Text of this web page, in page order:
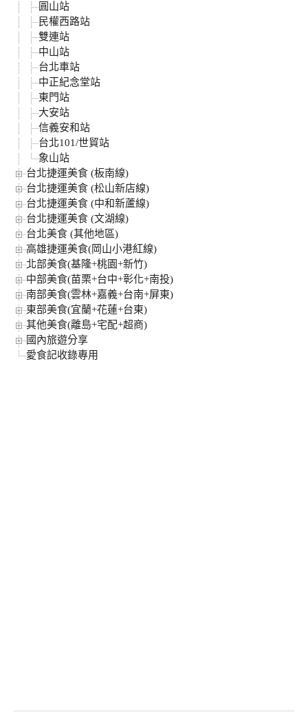
圓山站
民權西路站
雙連站
中山站
台北車站
中正紀念堂站
東門站
大安站
信義安和站
台北101/世貿站
象山站
台北捷運美食 (板南線)
台北捷運美食 (松山新店線)
台北捷運美食 (中和新蘆線)
台北捷運美食 (文湖線)
台北美食 (其他地區)
高雄捷運美食(岡山小港紅線)
北部美食(基隆+桃園+新竹)
中部美食(苗栗+台中+彰化+南投)
南部美食(雲林+嘉義+台南+屏東)
東部美食(宜蘭+花蓮+台東)
其他美食(離島+宅配+超商)
國內旅遊分享
愛食記收錄專用